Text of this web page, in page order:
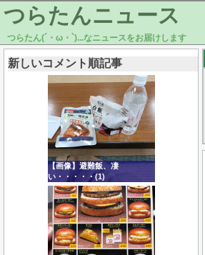
つらたんニュース
つらたん(´・ω・`)...なニュースをお届けします
新しいコメント順記事
【画像】避難飯、凄
い・・・・・(1)